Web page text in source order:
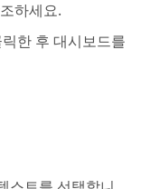
하세요.
한 후 대시보드를